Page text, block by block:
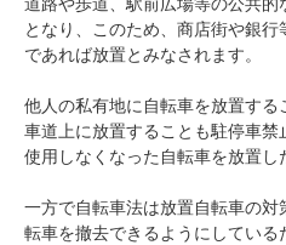
道路や歩道、駅前広場等の公共
となり、このため、商店街や銀
であれば放置とみなされます。
他人の私有地に自転車を放置する
車道上に放置することも駐停車
使用しなくなった自転車を放置
一方で自転車法は放置自転車の
転車を撤去できるようにしてい